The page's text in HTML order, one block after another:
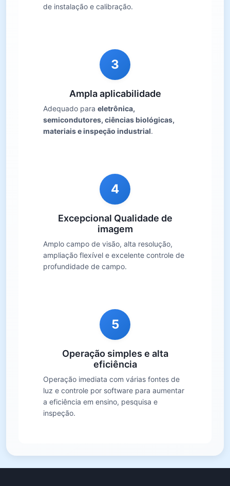
de instalação e calibração.
3
Ampla aplicabilidade
Adequado para eletrônica,
semicondutores, ciências biológicas,
materiais e inspeção industrial.
4
Excepcional Qualidade de
imagem
Amplo campo de visão, alta resolução,
ampliação flexível e excelente controle de
profundidade de campo.
5
Operação simples e alta
eficiência
Operação imediata com várias fontes de
luz e controle por software para aumentar
a eficiência em ensino, pesquisa e
inspeção.